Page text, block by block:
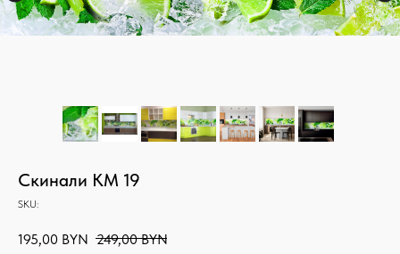
Скинали КМ 19
SKU:
195,00 BYN 249,00 BYN